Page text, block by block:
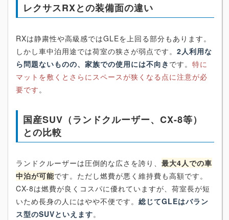
レクサスRXとの装備面の違い
RXは静粛性や高級感ではGLEを上回る部分もあります。
しかし車中泊用途では荷室の狭さが弱点です。 2人利用な
ら問題ないものの、家族での使用には不向き です。 特に
マットを敷くとさらにスペースが狭くなる点に注意が必
要です 。
国産SUV（ランドクルーザー、CX-8等）
との比較
ランドクルーザーは圧倒的な広さを誇り、 最大4人での車
中泊が可能です。ただし燃費が悪く維持費も高額です。
CX-8は燃費が良くコスパに優れていますが、荷室長が短
いため長身の人にはやや不便です。 総じてGLEはバラン
ス型のSUVといえます。